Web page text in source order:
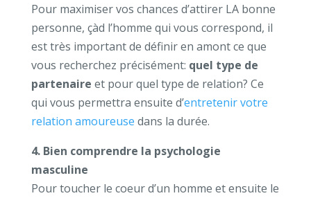
Pour maximiser vos chances d’attirer LA bonne
personne, çàd l’homme qui vous correspond, il
est très important de définir en amont ce que
vous recherchez précisément: quel type de
partenaire et pour quel type de relation? Ce
qui vous permettra ensuite d’entretenir votre
relation amoureuse dans la durée.
4. Bien comprendre la psychologie
masculine
Pour toucher le coeur d’un homme et ensuite le